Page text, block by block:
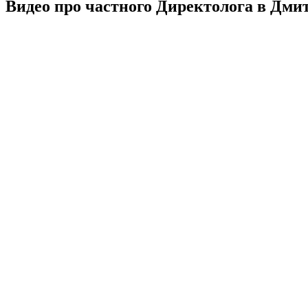
Видео про частного Директолога в